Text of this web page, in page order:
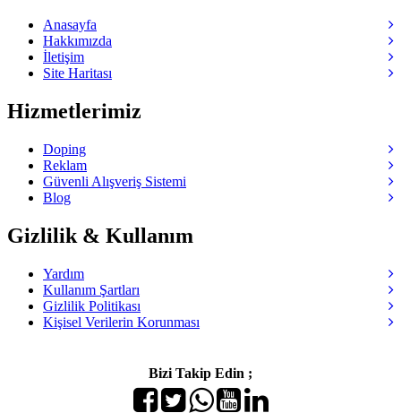
Anasayfa
Hakkımızda
İletişim
Site Haritası
Hizmetlerimiz
Doping
Reklam
Güvenli Alışveriş Sistemi
Blog
Gizlilik & Kullanım
Yardım
Kullanım Şartları
Gizlilik Politikası
Kişisel Verilerin Korunması
Bizi Takip Edin ;